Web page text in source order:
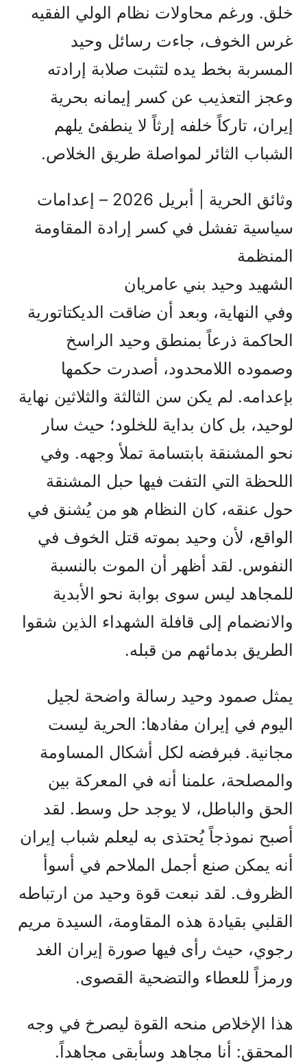
خلق. ورغم محاولات نظام الولي الفقيه
غرس الخوف، جاءت رسائل وحيد
المسربة بخط يده لتثبت صلابة إرادته
وعجز التعذيب عن كسر إيمانه بحرية
إيران، تاركاً خلفه إرثاً لا ينطفئ يلهم
الشباب الثائر لمواصلة طريق الخلاص.
وثائق الحرية | أبريل 2026 – إعدامات
سياسية تفشل في كسر إرادة المقاومة
المنظمة
الشهيد وحيد بني عامريان
وفي النهاية، وبعد أن ضاقت الديكتاتورية
الحاكمة ذرعاً بمنطق وحيد الراسخ
وصموده اللامحدود، أصدرت حكمها
بإعدامه. لم يكن سن الثالثة والثلاثين نهاية
لوحيد، بل كان بداية للخلود؛ حيث سار
نحو المشنقة بابتسامة تملأ وجهه. وفي
اللحظة التي التفت فيها حبل المشنقة
حول عنقه، كان النظام هو من يُشنق في
الواقع، لأن وحيد بموته قتل الخوف في
النفوس. لقد أظهر أن الموت بالنسبة
للمجاهد ليس سوى بوابة نحو الأبدية
والانضمام إلى قافلة الشهداء الذين شقوا
الطريق بدمائهم من قبله.
يمثل صمود وحيد رسالة واضحة لجيل
اليوم في إيران مفادها: الحرية ليست
مجانية. فبرفضه لكل أشكال المساومة
والمصلحة، علمنا أنه في المعركة بين
الحق والباطل، لا يوجد حل وسط. لقد
أصبح نموذجاً يُحتذى به ليعلم شباب إيران
أنه يمكن صنع أجمل الملاحم في أسوأ
الظروف. لقد نبعت قوة وحيد من ارتباطه
القلبي بقيادة هذه المقاومة، السيدة مريم
رجوي، حيث رأى فيها صورة إيران الغد
ورمزاً للعطاء والتضحية القصوى.
هذا الإخلاص منحه القوة ليصرخ في وجه
المحقق: أنا مجاهد وسأبقى مجاهداً.